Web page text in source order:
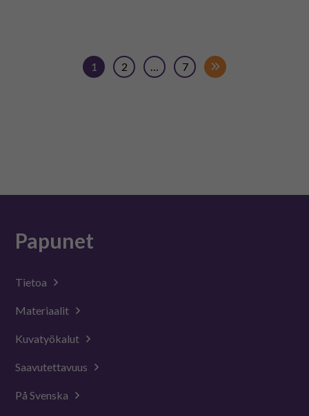
1 2 … 7
Papunet
Tietoa
Materiaalit
Kuvatyökalut
Saavutettavuus
På Svenska